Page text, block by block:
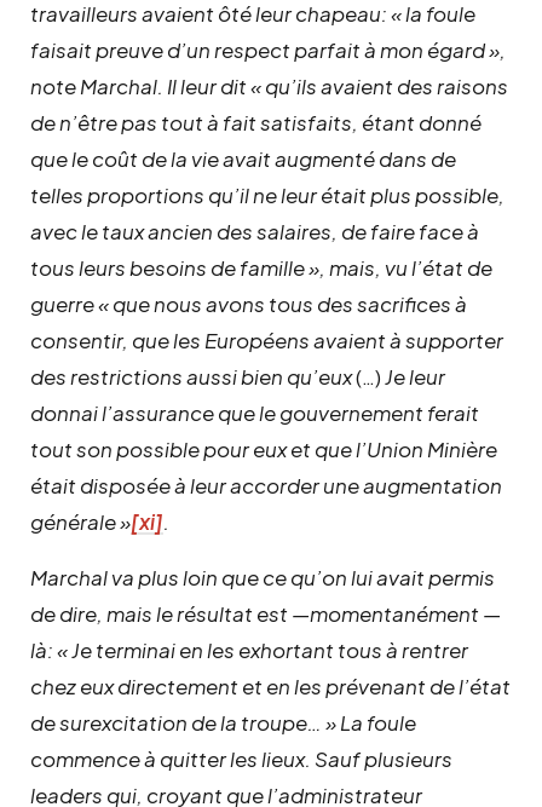
travailleurs avaient ôté leur chapeau: « la foule
faisait preuve d’un respect parfait à mon égard »,
note Marchal. Il leur dit « qu’ils avaient des raisons
de n’être pas tout à fait satisfaits, étant donné
que le coût de la vie avait augmenté dans de
telles proportions qu’il ne leur était plus possible,
avec le taux ancien des salaires, de faire face à
tous leurs besoins de famille », mais, vu l’état de
guerre « que nous avons tous des sacrifices à
consentir, que les Européens avaient à supporter
des restrictions aussi bien qu’eux(…)Je leur
donnai l’assurance que le gouvernement ferait
tout son possible pour eux et que l’Union Minière
était disposée à leur accorder une augmentation
générale »[xi].
Marchal va plus loin que ce qu’on lui avait permis
de dire, mais le résultat est —momentanément —
là: « Je terminai en les exhortant tous à rentrer
chez eux directement et en les prévenant de l’état
de surexcitation de la troupe… » La foule
commence à quitter les lieux. Sauf plusieurs
leaders qui, croyant que l’administrateur